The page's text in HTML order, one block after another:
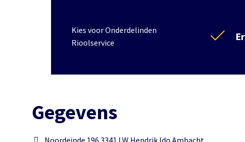
Kies voor Onderdelinden
Rioolservice
Gegevens